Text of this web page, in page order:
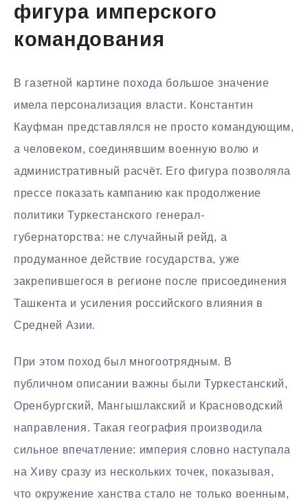
фигура имперского
командования
В газетной картине похода большое значение
имела персонализация власти. Константин
Кауфман представлялся не просто командующим,
а человеком, соединявшим военную волю и
административный расчёт. Его фигура позволяла
прессе показать кампанию как продолжение
политики Туркестанского генерал-
губернаторства: не случайный рейд, а
продуманное действие государства, уже
закрепившегося в регионе после присоединения
Ташкента и усиления российского влияния в
Средней Азии.
При этом поход был многоотрядным. В
публичном описании важны были Туркестанский,
Оренбургский, Мангышлакский и Красноводский
направления. Такая география производила
сильное впечатление: империя словно наступала
на Хиву сразу из нескольких точек, показывая,
что окружение ханства стало не только военным,